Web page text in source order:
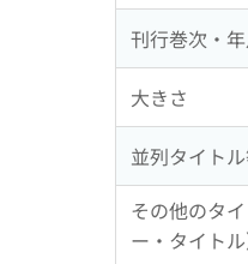
刊行巻次・
大きさ
並列タイト
その他のタ
ー・タイトル